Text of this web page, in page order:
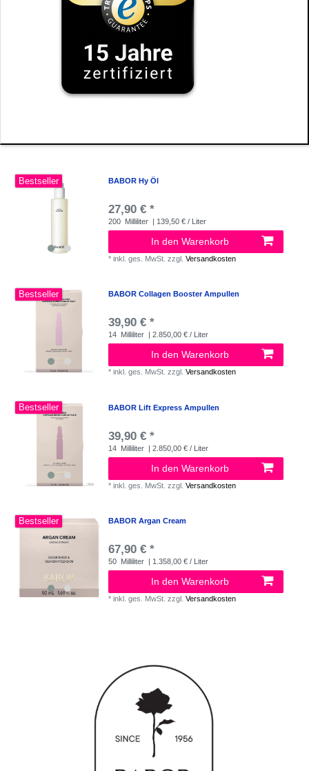
Bestseller BABOR Hy Öl
27,90 € *
200 Milliliter | 139,50 € / Liter
In den Warenkorb
*inkl. ges. MwSt. zzgl.Versandkosten
Bestseller BABOR Collagen Booster Ampullen
39,90 € *
14 Milliliter | 2.850,00 € / Liter
In den Warenkorb
*inkl. ges. MwSt. zzgl.Versandkosten
Bestseller BABOR Lift Express Ampullen
39,90 € *
14 Milliliter | 2.850,00 € / Liter
In den Warenkorb
*inkl. ges. MwSt. zzgl.Versandkosten
Bestseller BABOR Argan Cream
67,90 € *
50 Milliliter | 1.358,00 € / Liter
In den Warenkorb
*inkl. ges. MwSt. zzgl.Versandkosten